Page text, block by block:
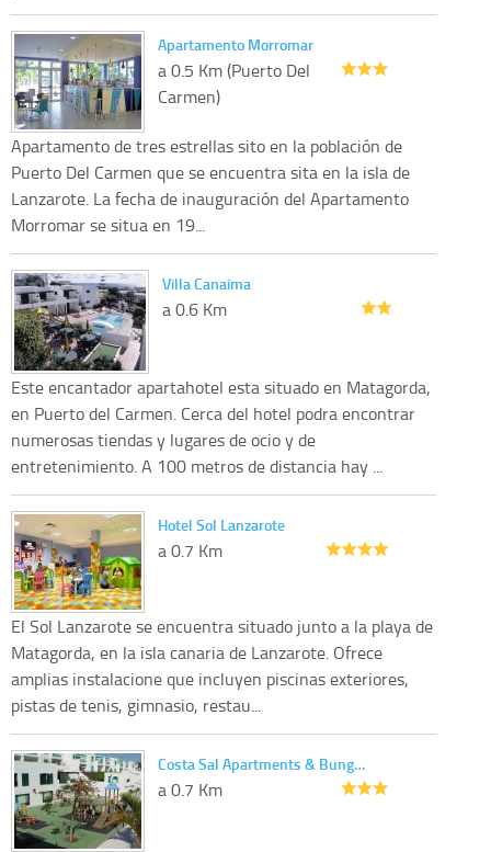
Apartamento Morromar
a 0.5 Km (Puerto Del
Carmen)
Apartamento de tres estrellas sito en la población de
Puerto Del Carmen que se encuentra sita en la isla de
Lanzarote. La fecha de inauguración del Apartamento
Morromar se situa en 19...
Villa Canaima
a 0.6 Km
Este encantador apartahotel esta situado en Matagorda,
en Puerto del Carmen. Cerca del hotel podra encontrar
numerosas tiendas y lugares de ocio y de
entretenimiento. A 100 metros de distancia hay ...
Hotel Sol Lanzarote
a 0.7 Km
El Sol Lanzarote se encuentra situado junto a la playa de
Matagorda, en la isla canaria de Lanzarote. Ofrece
amplias instalacione que incluyen piscinas exteriores,
pistas de tenis, gimnasio, restau...
Costa Sal Apartments & Bung…
a 0.7 Km